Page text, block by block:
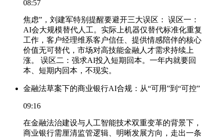
08:57
焦虑”，刘建军特别提醒要避开三大误区： 误区一：
AI会大规模替代人工。实际上机器仅替代标准化重复
工作，客户经理维系客户信任、提供情感陪伴的核心
价值无可替代，市场对高技能金融人才需求持续上
涨。 误区二：强求AI投入短期回本。一年内就要回
本、短期内回本，不现实。
金融法草案下的商业银行AI合规：从“可用”到“可控”
09:16
在金融法治建设与人工智能技术双重变革的背景下，
商业银行需厘清监管逻辑、明晰发展方向，走出一条